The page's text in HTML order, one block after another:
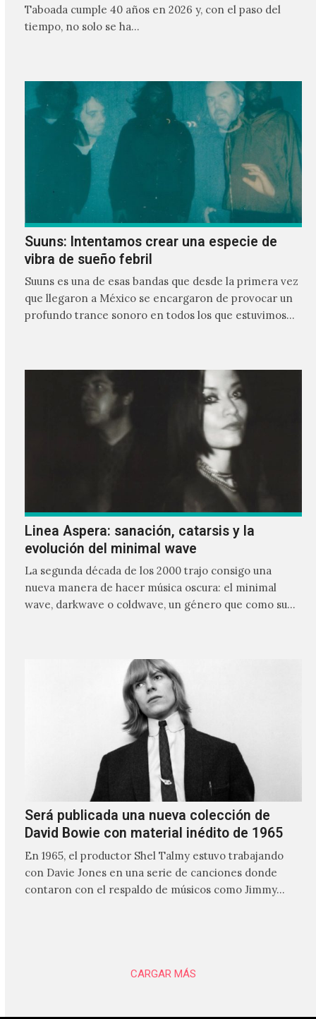
Taboada cumple 40 años en 2026 y, con el paso del
tiempo, no solo se ha…
Suuns: Intentamos crear una especie de
vibra de sueño febril
Suuns es una de esas bandas que desde la primera vez
que llegaron a México se encargaron de provocar un
profundo trance sonoro en todos los que estuvimos
Linea Aspera: sanación, catarsis y la
evolución del minimal wave
La segunda década de los 2000 trajo consigo una
nueva manera de hacer música oscura: el minimal
wave, darkwave o coldwave, un género que como su
Será publicada una nueva colección de
David Bowie con material inédito de 1965
En 1965, el productor Shel Talmy estuvo trabajando
con Davie Jones en una serie de canciones donde
contaron con el respaldo de músicos como Jimmy…
CARGAR MÁS